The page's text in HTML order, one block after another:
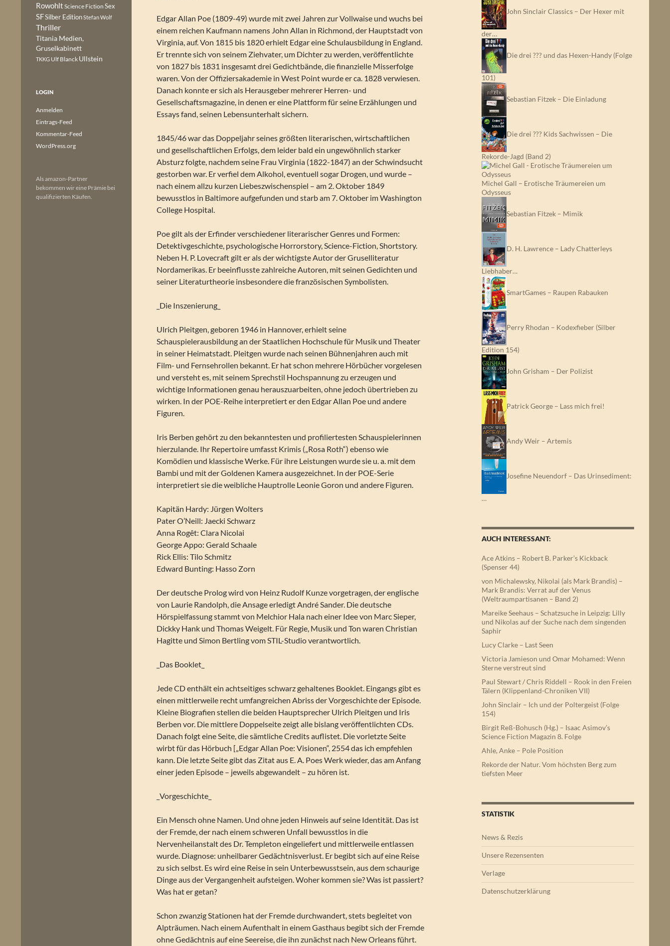
Edgar Allan Poe (1809-49) wurde mit zwei Jahren zur Vollwaise und wuchs bei
einem reichen Kaufmann namens John Allan in Richmond, der Hauptstadt von
Virginia, auf. Von 1815 bis 1820 erhielt Edgar eine Schulausbildung in England.
Er trennte sich von seinem Ziehvater, um Dichter zu werden, veröffentlichte
von 1827 bis 1831 insgesamt drei Gedichtbände, die finanzielle Misserfolge
waren. Von der Offiziersakademie in West Point wurde er ca. 1828 verwiesen.
Danach konnte er sich als Herausgeber mehrerer Herren- und
Gesellschaftsmagazine, in denen er eine Plattform für seine Erzählungen und
Essays fand, seinen Lebensunterhalt sichern.
1845/46 war das Doppeljahr seines größten literarischen, wirtschaftlichen
und gesellschaftlichen Erfolgs, dem leider bald ein ungewöhnlich starker
Absturz folgte, nachdem seine Frau Virginia (1822-1847) an der Schwindsucht
gestorben war. Er verfiel dem Alkohol, eventuell sogar Drogen, und wurde –
nach einem allzu kurzen Liebeszwischenspiel – am 2. Oktober 1849
bewusstlos in Baltimore aufgefunden und starb am 7. Oktober im Washington
College Hospital.
Poe gilt als der Erfinder verschiedener literarischer Genres und Formen:
Detektivgeschichte, psychologische Horrorstory, Science-Fiction, Shortstory.
Neben H. P. Lovecraft gilt er als der wichtigste Autor der Gruselliteratur
Nordamerikas. Er beeinflusste zahlreiche Autoren, mit seinen Gedichten und
seiner Literaturtheorie insbesondere die französischen Symbolisten.
_Die Inszenierung_
Ulrich Pleitgen, geboren 1946 in Hannover, erhielt seine
Schauspielerausbildung an der Staatlichen Hochschule für Musik und Theater
in seiner Heimatstadt. Pleitgen wurde nach seinen Bühnenjahren auch mit
Film- und Fernsehrollen bekannt. Er hat schon mehrere Hörbücher vorgelesen
und versteht es, mit seinem Sprechstil Hochspannung zu erzeugen und
wichtige Informationen genau herauszuarbeiten, ohne jedoch übertrieben zu
wirken. In der POE-Reihe interpretiert er den Edgar Allan Poe und andere
Figuren.
Iris Berben gehört zu den bekanntesten und profiliertesten Schauspielerinnen
hierzulande. Ihr Repertoire umfasst Krimis („Rosa Roth“) ebenso wie
Komödien und klassische Werke. Für ihre Leistungen wurde sie u. a. mit dem
Bambi und mit der Goldenen Kamera ausgezeichnet. In der POE-Serie
interpretiert sie die weibliche Hauptrolle Leonie Goron und andere Figuren.
Kapitän Hardy: Jürgen Wolters
Pater O’Neill: Jaecki Schwarz
Anna Rogêt: Clara Nicolai
George Appo: Gerald Schaale
Rick Ellis: Tilo Schmitz
Edward Bunting: Hasso Zorn
Der deutsche Prolog wird von Heinz Rudolf Kunze vorgetragen, der englische
von Laurie Randolph, die Ansage erledigt André Sander. Die deutsche
Hörspielfassung stammt von Melchior Hala nach einer Idee von Marc Sieper,
Dickky Hank und Thomas Weigelt. Für Regie, Musik und Ton waren Christian
Hagitte und Simon Bertling vom STIL-Studio verantwortlich.
_Das Booklet_
Jede CD enthält ein achtseitiges schwarz gehaltenes Booklet. Eingangs gibt es
einen mittlerweile recht umfangreichen Abriss der Vorgeschichte der Episode.
Kleine Biografien stellen die beiden Hauptsprecher Ulrich Pleitgen und Iris
Berben vor. Die mittlere Doppelseite zeigt alle bislang veröffentlichten CDs.
Danach folgt eine Seite, die sämtliche Credits auflistet. Die vorletzte Seite
wirbt für das Hörbuch [„Edgar Allan Poe: Visionen“, 2554 das ich empfehlen
kann. Die letzte Seite gibt das Zitat aus E. A. Poes Werk wieder, das am Anfang
einer jeden Episode – jeweils abgewandelt – zu hören ist.
_Vorgeschichte_
Ein Mensch ohne Namen. Und ohne jeden Hinweis auf seine Identität. Das ist
der Fremde, der nach einem schweren Unfall bewusstlos in die
Nervenheilanstalt des Dr. Templeton eingeliefert und mittlerweile entlassen
wurde. Diagnose: unheilbarer Gedächtnisverlust. Er begibt sich auf eine Reise
zu sich selbst. Es wird eine Reise in sein Unterbewusstsein, aus dem schaurige
Dinge aus der Vergangenheit aufsteigen. Woher kommen sie? Was ist passiert?
Was hat er getan?
Schon zwanzig Stationen hat der Fremde durchwandert, stets begleitet von
Alpträumen. Nach einem Aufenthalt in einem Gasthaus begibt sich der Fremde
ohne Gedächtnis auf eine Seereise, die ihn zunächst nach New Orleans führt.
John Sinclair Classics – Der Hexer mit
der…
Die drei ??? und das Hexen-Handy (Folge
101)
Sebastian Fitzek – Die Einladung
Die drei ??? Kids Sachwissen – Die
Rekorde-Jagd (Band 2)
Michel Gall – Erotische Träumereien um
Odysseus
Sebastian Fitzek – Mimik
D. H. Lawrence – Lady Chatterleys
Liebhaber…
SmartGames – Raupen Rabauken
Perry Rhodan – Kodexfieber (Silber
Edition 154)
John Grisham – Der Polizist
Patrick George – Lass mich frei!
Andy Weir – Artemis
Josefine Neuendorf – Das Urinsediment:
…
AUCH INTERESSANT:
Ace Atkins – Robert B. Parker’s Kickback
(Spenser 44)
von Michalewsky, Nikolai (als Mark Brandis) –
Mark Brandis: Verrat auf der Venus
(Weltraumpartisanen – Band 2)
Mareike Seehaus – Schatzsuche in Leipzig: Lilly
und Nikolas auf der Suche nach dem singenden
Saphir
Lucy Clarke – Last Seen
Victoria Jamieson und Omar Mohamed: Wenn
Sterne verstreut sind
Paul Stewart / Chris Riddell – Rook in den Freien
Tälern (Klippenland-Chroniken VII)
John Sinclair – Ich und der Poltergeist (Folge
154)
Birgit Reß-Bohusch (Hg.) – Isaac Asimov’s
Science Fiction Magazin 8. Folge
Ahle, Anke – Pole Position
Rekorde der Natur. Vom höchsten Berg zum
tiefsten Meer
STATISTIK
News & Rezis
Unsere Rezensenten
Verlage
Datenschutzerklärung
Rowohlt Science Fiction Sex
SFSilber EditionStefan Wolf
Thriller
Titania Medien,
Gruselkabinett
TKKG Ulf Blanck Ullstein
LOGIN
Anmelden
Eintrags-Feed
Kommentar-Feed
WordPress.org
Als amazon-Partner
bekommen wir eine Prämie bei
qualifizierten Käufen.